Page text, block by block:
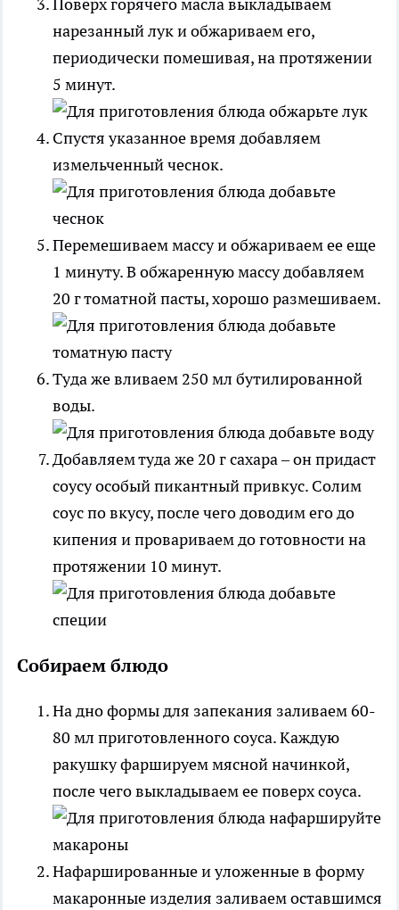
нарезанный лук и обжариваем его,
периодически помешивая, на протяжении
5 минут.
Спустя указанное время добавляем
измельченный чеснок.
Перемешиваем массу и обжариваем ее еще
1 минуту. В обжаренную массу добавляем
20 г томатной пасты, хорошо размешиваем.
Туда же вливаем 250 мл бутилированной
воды.
Добавляем туда же 20 г сахара – он придаст
соусу особый пикантный привкус. Солим
соус по вкусу, после чего доводим его до
кипения и провариваем до готовности на
протяжении 10 минут.
Собираем блюдо
На дно формы для запекания заливаем 60-
80 мл приготовленного соуса. Каждую
ракушку фаршируем мясной начинкой,
после чего выкладываем ее поверх соуса.
Нафаршированные и уложенные в форму
макаронные изделия заливаем оставшимся